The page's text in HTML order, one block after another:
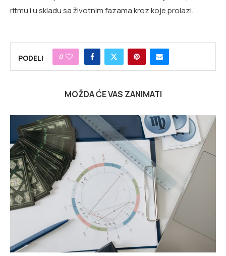
ritmu i u skladu sa životnim fazama kroz koje prolazi.
PODELI 0
MOŽDA ĆE VAS ZANIMATI